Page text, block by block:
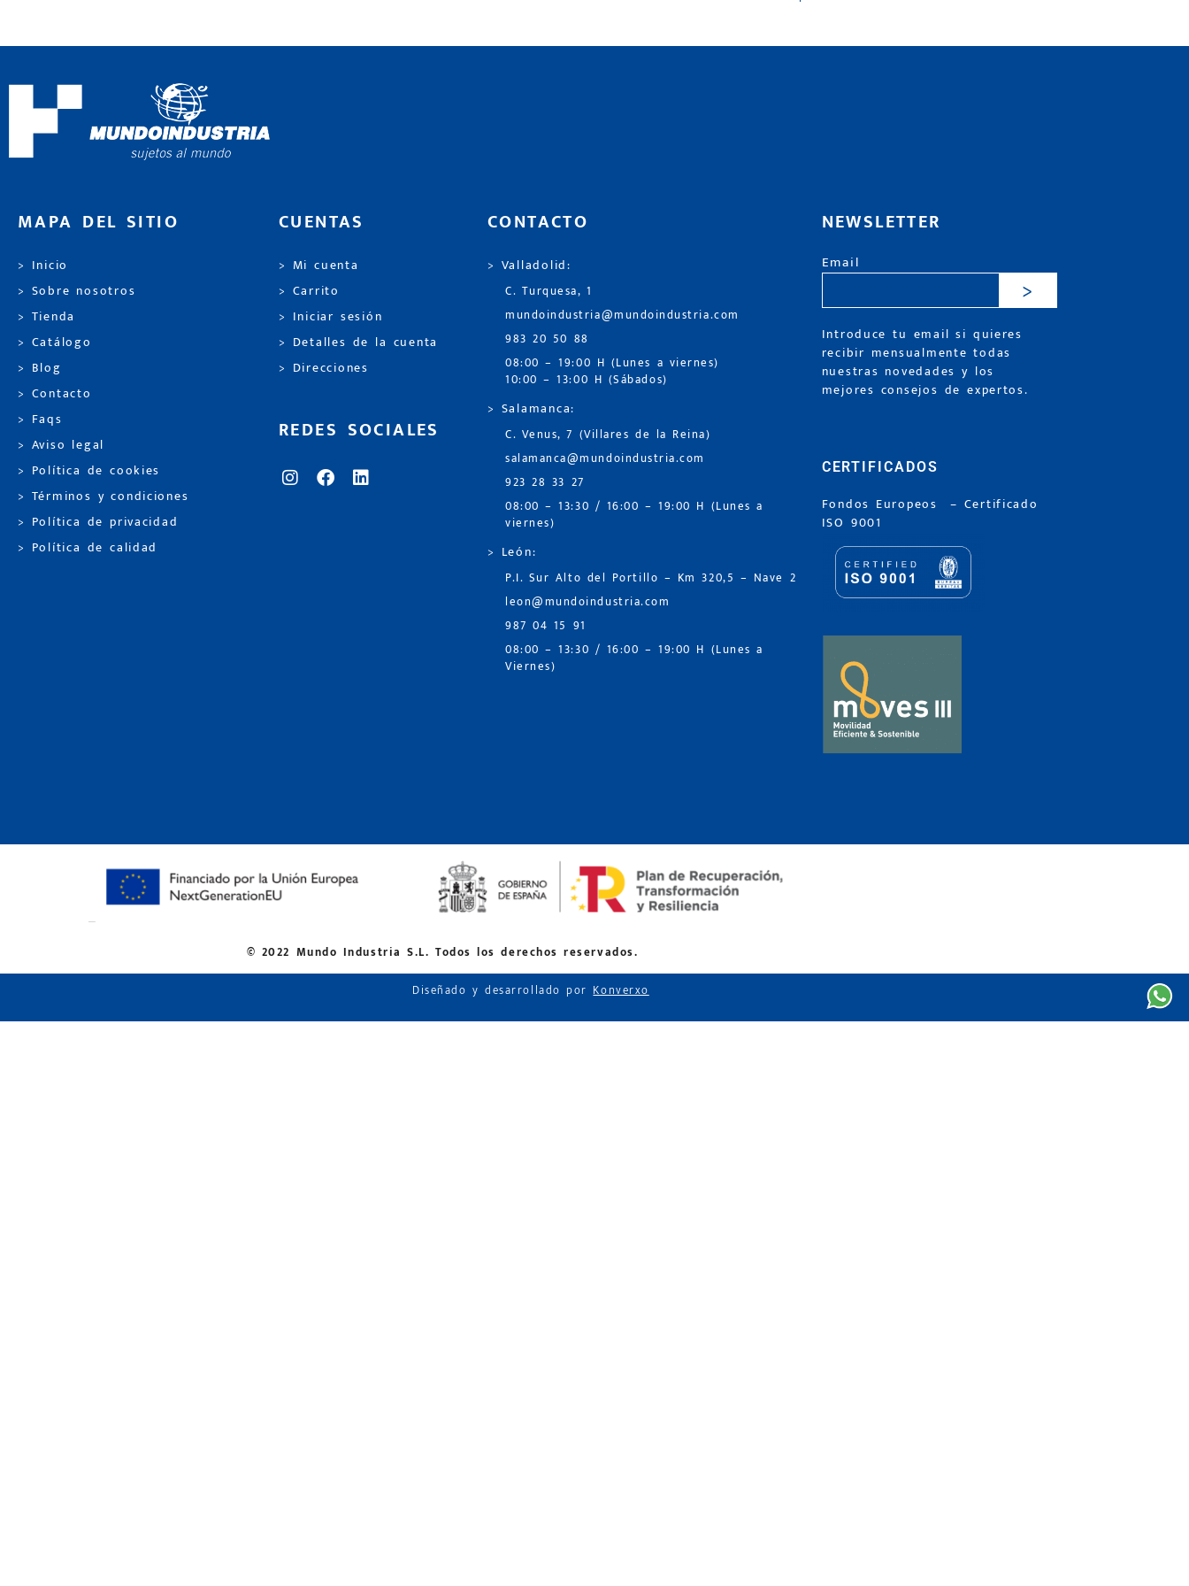
MAPA DEL SITIO
> Inicio
> Sobre nosotros
> Tienda
> Catálogo
> Blog
> Contacto
> Faqs
> Aviso legal
> Política de cookies
> Términos y condiciones
> Política de privacidad
> Política de calidad
CUENTAS
> Mi cuenta
> Carrito
> Iniciar sesión
> Detalles de la cuenta
> Direcciones
REDES SOCIALES
CONTACTO
> Valladolid:
C. Turquesa, 1
mundoindustria@mundoindustria.com
983 20 50 88
08:00 – 19:00 H (Lunes a viernes)
10:00 – 13:00 H (Sábados)
> Salamanca:
C. Venus, 7 (Villares de la Reina)
salamanca@mundoindustria.com
923 28 33 27
08:00 – 13:30 / 16:00 – 19:00 H (Lunes a
viernes)
> León:
P.I. Sur Alto del Portillo – Km 320,5 – Nave 2
leon@mundoindustria.com
987 04 15 91
08:00 – 13:30 / 16:00 – 19:00 H (Lunes a
Viernes)
NEWSLETTER
Email
>
Introduce tu email si quieres
recibir mensualmente todas
nuestras novedades y los
mejores consejos de expertos.
CERTIFICADOS
Fondos Europeos – Certificado
ISO 9001
© 2022 Mundo Industria S.L. Todos los derechos reservados.
Diseñado y desarrollado porKonverxo